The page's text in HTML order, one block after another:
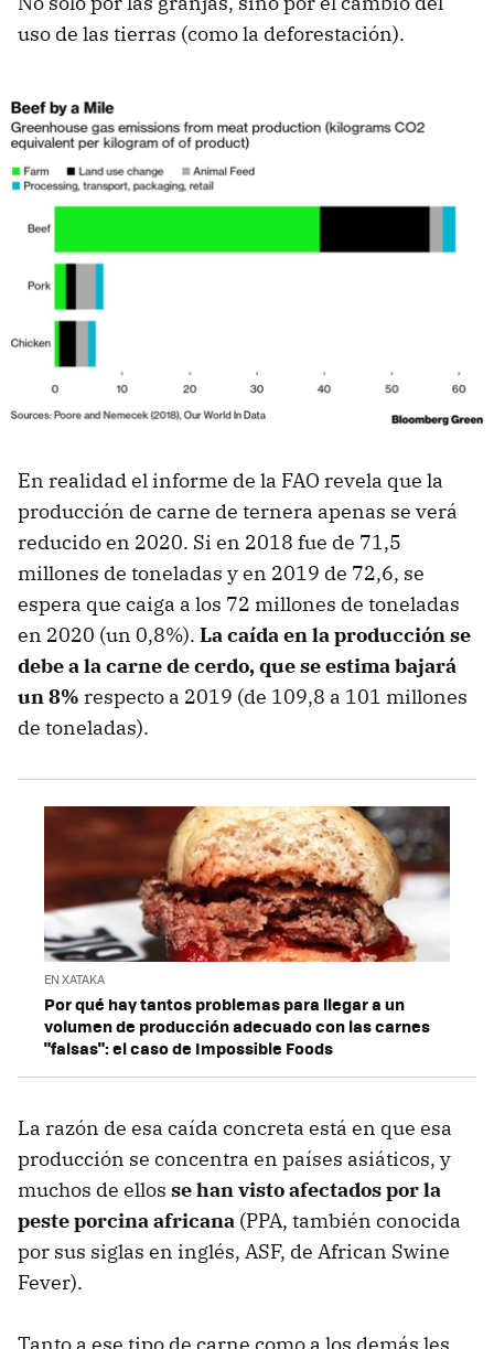
uso de las tierras (como la deforestación).
En realidad el informe de la FAO revela que la
producción de carne de ternera apenas se verá
reducido en 2020. Si en 2018 fue de 71,5
millones de toneladas y en 2019 de 72,6, se
espera que caiga a los 72 millones de toneladas
en 2020 (un 0,8%). La caída en la producción se
debe a la carne de cerdo, que se estima bajará
un 8% respecto a 2019 (de 109,8 a 101 millones
de toneladas).
EN XATAKA
Por qué hay tantos problemas para llegar a un
volumen de producción adecuado con las carnes
"falsas": el caso de Impossible Foods
La razón de esa caída concreta está en que esa
producción se concentra en países asiáticos, y
muchos de ellos se han visto afectados por la
peste porcina africana (PPA, también conocida
por sus siglas en inglés, ASF, de African Swine
Fever).
Tanto a ese tipo de carne como a los demás les